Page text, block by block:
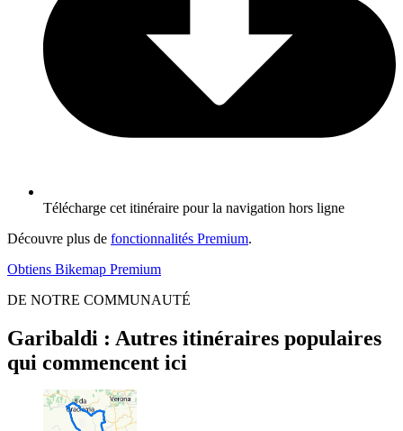
Télécharge cet itinéraire pour la navigation hors ligne
Découvre plus de fonctionnalités Premium.
Obtiens Bikemap Premium
DE NOTRE COMMUNAUTÉ
Garibaldi : Autres itinéraires populaires
qui commencent ici